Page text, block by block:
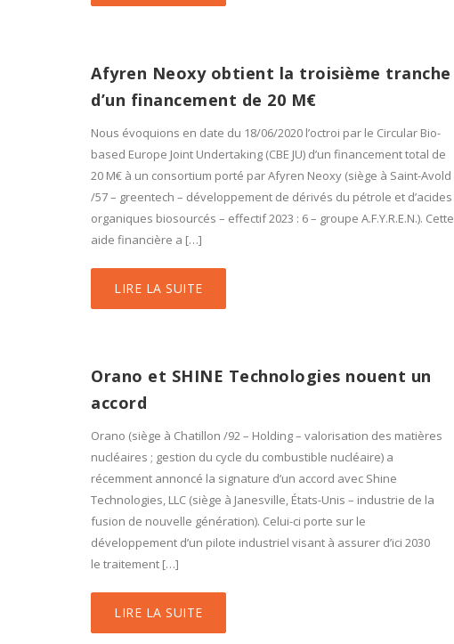
Afyren Neoxy obtient la troisième tranche
d’un financement de 20 M€
Nous évoquions en date du 18/06/2020 l’octroi par le Circular Bio-
based Europe Joint Undertaking (CBE JU) d’un financement total de
20 M€ à un consortium porté par Afyren Neoxy (siège à Saint-Avold
/57 – greentech – développement de dérivés du pétrole et d’acides
organiques biosourcés – effectif 2023 : 6 – groupe A.F.Y.R.E.N.). Cette
aide financière a […]
LIRE LA SUITE
Orano et SHINE Technologies nouent un
accord
Orano (siège à Chatillon /92 – Holding – valorisation des matières
nucléaires ; gestion du cycle du combustible nucléaire) a
récemment annoncé la signature d’un accord avec Shine
Technologies, LLC (siège à Janesville, États-Unis – industrie de la
fusion de nouvelle génération). Celui-ci porte sur le
développement d’un pilote industriel visant à assurer d’ici 2030
le traitement […]
LIRE LA SUITE